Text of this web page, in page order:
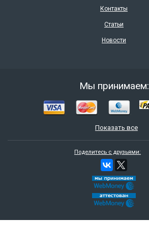
Контакты
Статьи
Новости
Мы принимаем:
Показать все
Поделитесь с друзьями: